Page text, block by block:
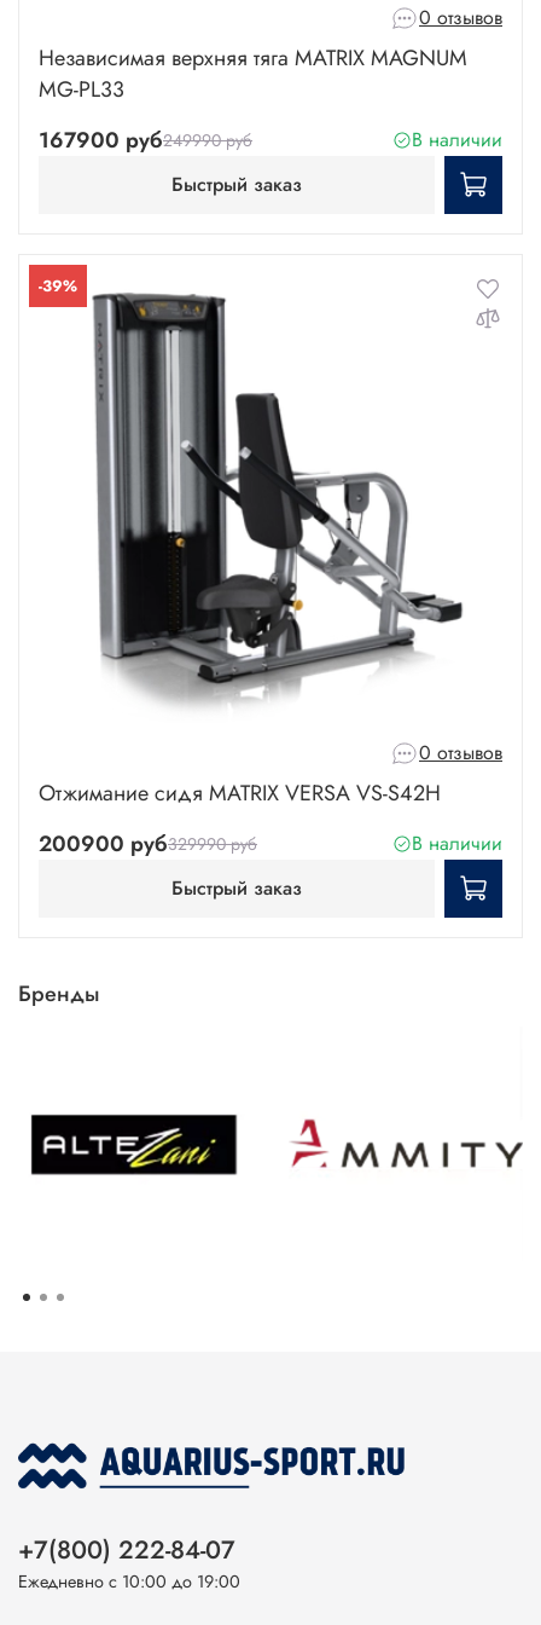
0 отзывов
Независимая верхняя тяга MATRIX MAGNUM
MG-PL33
167900 руб249990 руб
В наличии
Быстрый заказ
-39%
0 отзывов
Отжимание сидя MATRIX VERSA VS-S42H
200900 руб329990 руб
В наличии
Быстрый заказ
Бренды
+7(800) 222-84-07
Ежедневно с 10:00 до 19:00